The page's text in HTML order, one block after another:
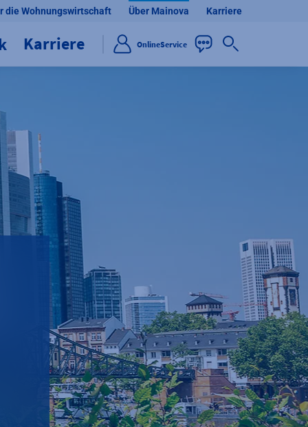
die Wohnungswirtschaft Über Mainova Karriere
Karriere OnlineService